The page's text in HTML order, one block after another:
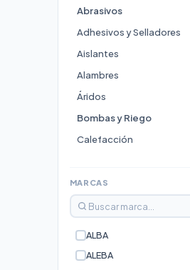
Abrasivos
Adhesivos y Selladores
Aislantes
Alambres
Áridos
Bombas y Riego
Calefacción
Durlock
Electricidad e Iluminación
MARCAS
ALBA
ALEBA